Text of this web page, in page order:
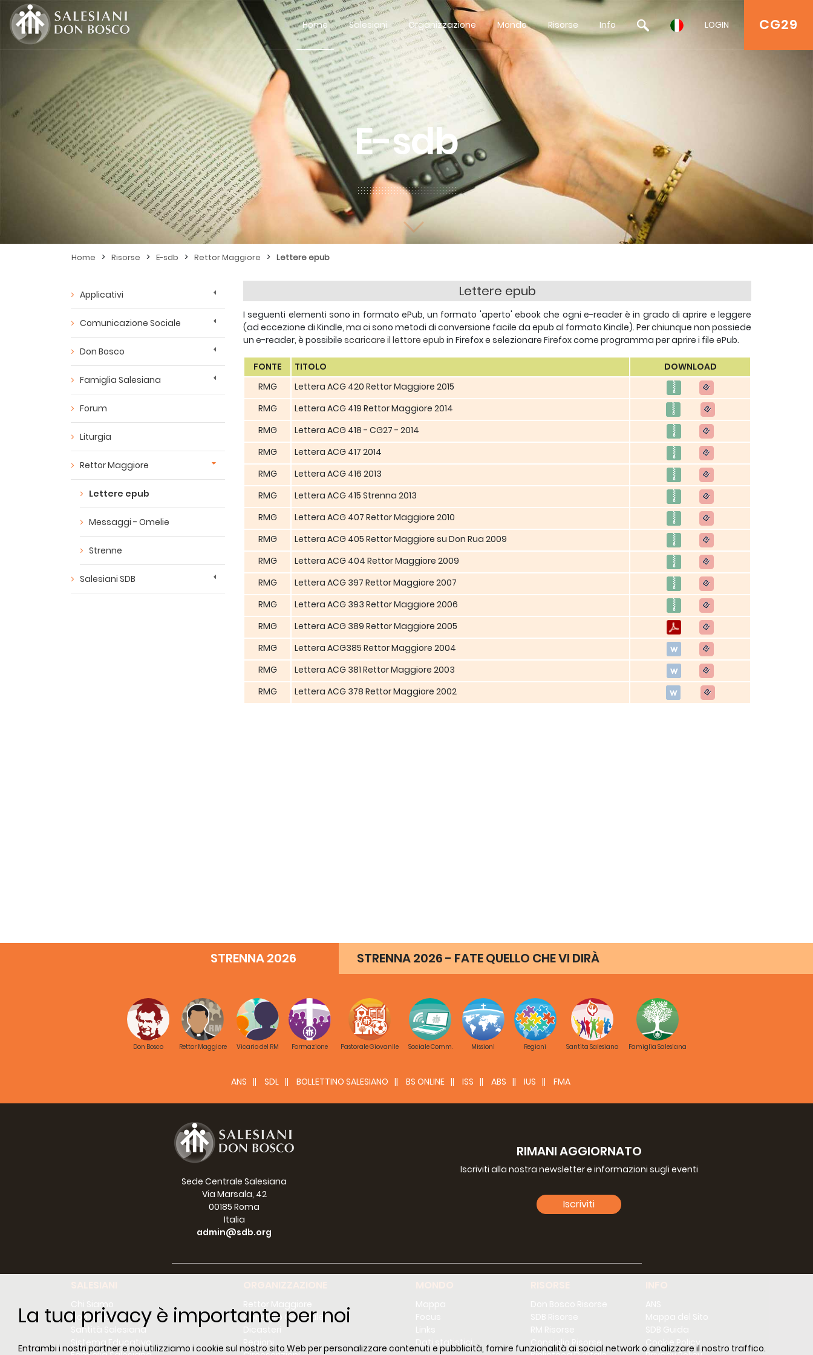
La tua privacy è importante per noi
Entrambi i nostri partner e noi utilizziamo i cookie sul nostro sito Web per personalizzare contenuti e pubblicità, fornire funzionalità ai social network o analizzare il nostro traffico.
CG29
Home Salesiani Organizzazione Mondo Risorse Info LOGIN
E-sdb
Home > Risorse > E-sdb > Rettor Maggiore > Lettere epub
Applicativi
Comunicazione Sociale
Don Bosco
Famiglia Salesiana
Forum
Liturgia
Rettor Maggiore
Lettere epub
Messaggi - Omelie
Strenne
Salesiani SDB
Lettere epub
I seguenti elementi sono in formato ePub, un formato 'aperto' ebook che ogni e-reader è in grado di aprire e leggere
(ad eccezione di Kindle, ma ci sono metodi di conversione facile da epub al formato Kindle). Per chiunque non possiede
un e-reader, è possibile scaricare il lettore epub in Firefox e selezionare Firefox come programma per aprire i file ePub.
FONTE TITOLO
DOWNLOAD
RMG
Lettera ACG 420 Rettor Maggiore 2015
RMG
Lettera ACG 419 Rettor Maggiore 2014
RMG
Lettera ACG 418 - CG27 - 2014
RMG
Lettera ACG 417 2014
RMG
Lettera ACG 416 2013
RMG
Lettera ACG 415 Strenna 2013
RMG
Lettera ACG 407 Rettor Maggiore 2010
RMG
Lettera ACG 405 Rettor Maggiore su Don Rua 2009
RMG
Lettera ACG 404 Rettor Maggiore 2009
RMG
Lettera ACG 397 Rettor Maggiore 2007
RMG
Lettera ACG 393 Rettor Maggiore 2006
RMG
Lettera ACG 389 Rettor Maggiore 2005
RMG
Lettera ACG385 Rettor Maggiore 2004
RMG
Lettera ACG 381 Rettor Maggiore 2003
RMG
Lettera ACG 378 Rettor Maggiore 2002
STRENNA 2026 STRENNA 2026 - FATE QUELLO CHE VI DIRÀ
Don Bosco Rettor Maggiore Vicario del RM Formazione Pastorale Giovanile Sociale Comm. Missioni Regioni Santita Salesiana Famiglia Salesiana
ANS SDL BOLLETTINO SALESIANO BS ONLINE ISS ABS IUS FMA
Sede Centrale Salesiana
Via Marsala, 42
00185 Roma
Italia
admin@sdb.org
RIMANI AGGIORNATO
Iscriviti alla nostra newsletter e informazioni sugli eventi
Iscriviti
Chi Siamo
Don Bosco
Santità Salesiana
Sistema Educativo
Consiglio Generale
Regioni
Dati statistici
Consiglio Risorse
Cookie Policy